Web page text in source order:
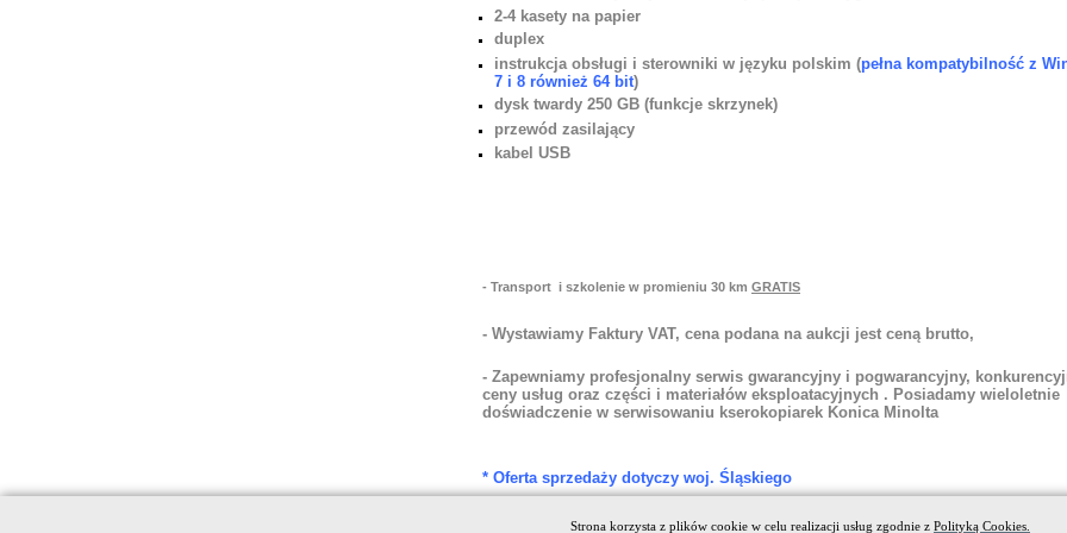
2-4 kasety na papier
duplex
instrukcja obsługi i sterowniki w języku polskim (pełna kompatybilność z
7 i 8 również 64 bit)
dysk twardy 250 GB (funkcje skrzynek)
przewód zasilający
kabel USB
- Transport i szkolenie w promieniu 30 km GRATIS
- Wystawiamy Faktury VAT, cena podana na aukcji jest ceną brutto,
- Zapewniamy profesjonalny serwis gwarancyjny i pogwarancyjny,
ceny usług oraz części i materiałów eksploatacyjnych . Posiadamy wieloletnie
doświadczenie w serwisowaniu kserokopiarek Konica Minolta
* Oferta sprzedaży dotyczy woj. Śląskiego
Strona korzysta z plików cookie w celu realizacji usług zgodnie z Polityką Cookies.